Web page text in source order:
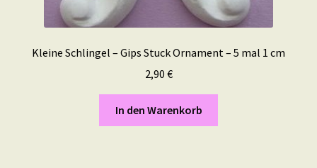
Kleine Schlingel – Gips Stuck Ornament – 5 mal 1 cm
2,90 €
In den Warenkorb